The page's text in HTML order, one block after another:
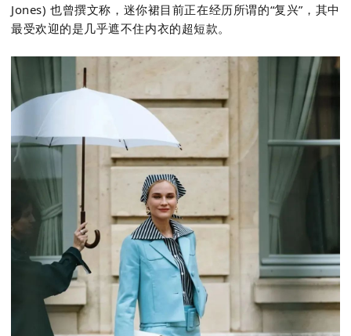
Jones)也曾撰文称，迷你裙目前正在经历所谓的“复兴”，其中
最受欢迎的是几乎遮不住内衣的超短款。